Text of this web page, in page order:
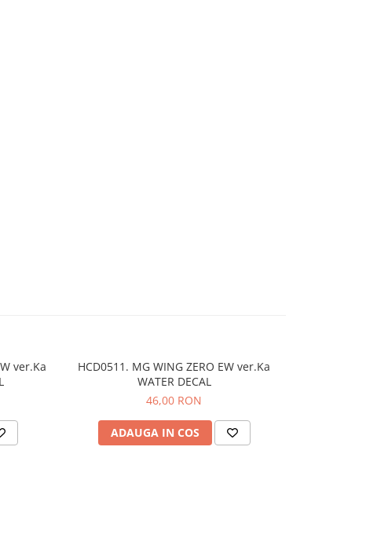
ver.Ka
HCD0511. MG WING ZERO EW ver.Ka
WATER DECAL
46,00 RON
ADAUGA IN COS